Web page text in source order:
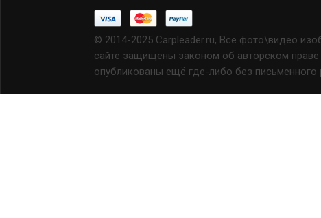
© 2014-2025 Carpleader.ru, Все фото\видео
сайте защищены законом об авторском праве
опубликованы ещё где-либо без письменного